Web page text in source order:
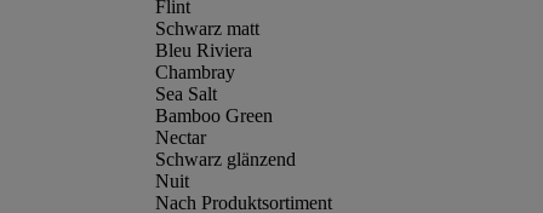
Flint
Schwarz matt
Bleu Riviera
Chambray
Sea Salt
Bamboo Green
Nectar
Schwarz glänzend
Nuit
Nach Produktsortiment